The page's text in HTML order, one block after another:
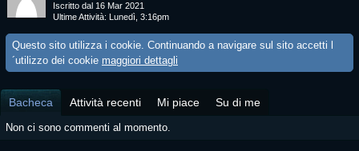
Iscritto dal 16 Mar 2021
Ultime Attività Lunedì, 3:16pm
Questo sito utilizza i cookie. Continuando a navigare sul sito accetti l
´utilizzo dei cookie maggiori dettagli
Bacheca Attività recenti Mi piace Su di me
Non ci sono commenti al momento.